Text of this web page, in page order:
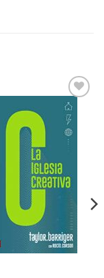
Añadir
a la
lista de
deseos